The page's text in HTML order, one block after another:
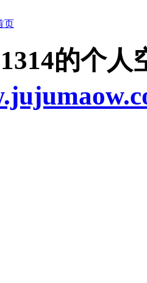
页
的个人